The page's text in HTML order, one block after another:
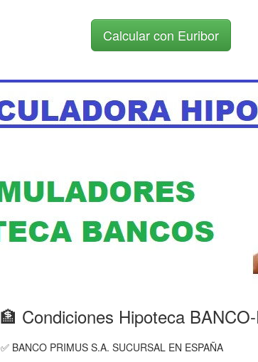
Calcular con Euribor
🏦 Condiciones Hipoteca
✅ BANCO PRIMUS S.A. SUCURSAL EN ESPAÑA